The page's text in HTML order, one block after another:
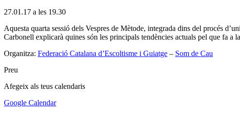
27.01.17 a les 19.30
Aquesta quarta sessió dels Vespres de Mètode, integrada dins del procés
Carbonell explicarà quines són les principals tendències actuals pel que fa a
Organitza: Federació Catalana d’Escoltisme i Guiatge – Som de Cau
Preu
Afegeix als teus calendaris
Google Calendar